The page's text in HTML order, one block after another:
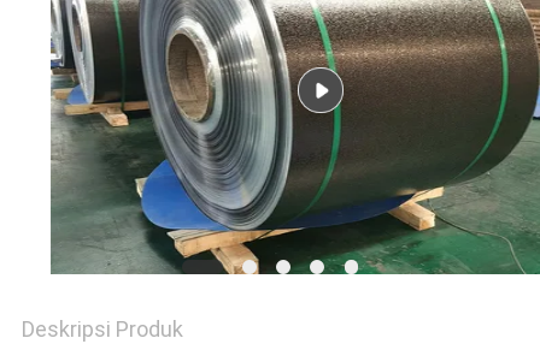
Deskripsi Produk